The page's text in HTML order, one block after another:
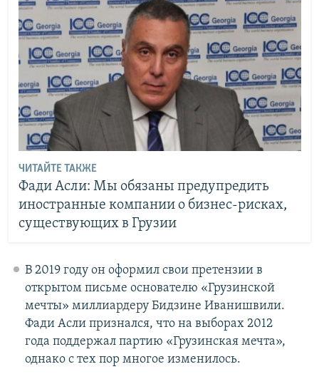
ЧИТАЙТЕ ТАКЖЕ
Фади Асли: Мы обязаны предупредить
иностранные компании о бизнес-рисках,
существующих в Грузии
В 2019 году он оформил свои претензии в
открытом письме основателю «Грузинской
мечты» миллиардеру Бидзине Иванишвили.
Фади Асли признался, что на выборах 2012
года поддержал партию «Грузинская мечта»,
однако с тех пор многое изменилось.